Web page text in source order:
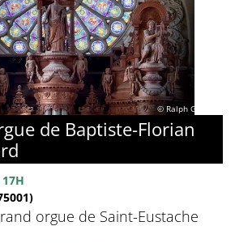
© Ralph Ghobril
de Baptiste-Florian
orgue de Saint-Eustache